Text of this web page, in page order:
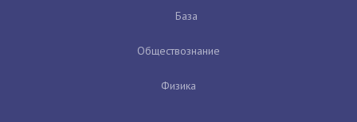
База
Обществознание
Физика